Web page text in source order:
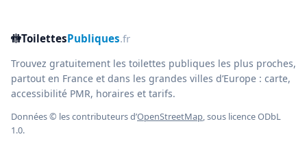
🚻ToilettesPubliques.fr
Trouvez gratuitement les toilettes publiques les plus proches,
partout en France et dans les grandes villes d’Europe : carte,
accessibilité PMR, horaires et tarifs.
Données © les contributeurs d’OpenStreetMap, sous licence ODbL
1.0.